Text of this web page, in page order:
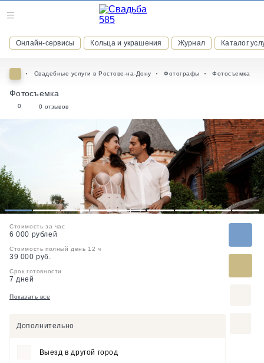
Онлайн-сервисы Кольца и украшения Журнал Каталог
ВСТУПАЙТЕ В КЛУБ ПРИВИЛЕГИЙ
присоединяйтесь к закрытому сообществу и получайте
скидки и бонусы за участие
РЕГИСТРАЦИЯ
Свадебные услуги в Ростове-на-Дону Фотографы Фотосъемка
Фотосъемка
0 0 отзывов
1 2 3 4 5 6 7 8 9
Стоимость за час
6 000 рублей
Стоимость полный день 12 ч
39 000 руб.
Срок готовности
7 дней
Показать все
Дополнительно
Выезд в другой город